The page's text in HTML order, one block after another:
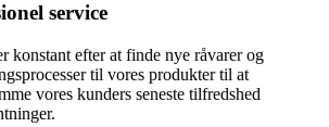
service
konstant efter at finde nye råvarer og
til vores produkter til at
vores kunders seneste tilfredshed